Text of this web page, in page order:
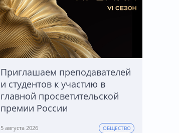
Приглашаем преподавателей
и студентов к участию в
главной просветительской
премии России
5 августа 2026 ОБЩЕСТВО